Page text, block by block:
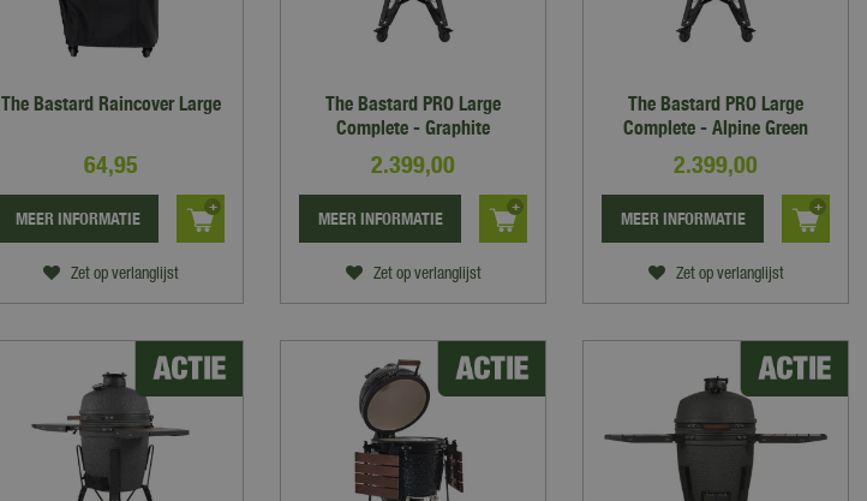
The Bastard Raincover Large
64,95
Zet op verlanglijst
MEER INFORMATIE
The Bastard PRO Large
Complete - Graphite
2.399,00
Zet op verlanglijst
MEER INFORMATIE
The Bastard PRO Large
Complete - Alpine Green
2.399,00
Zet op verlanglijst
MEER INFORMATIE